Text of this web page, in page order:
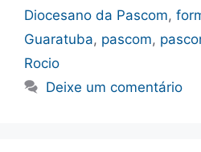
Diocesano da Pascom,
Guaratuba, pascom,
Rocio
Deixe um comentário